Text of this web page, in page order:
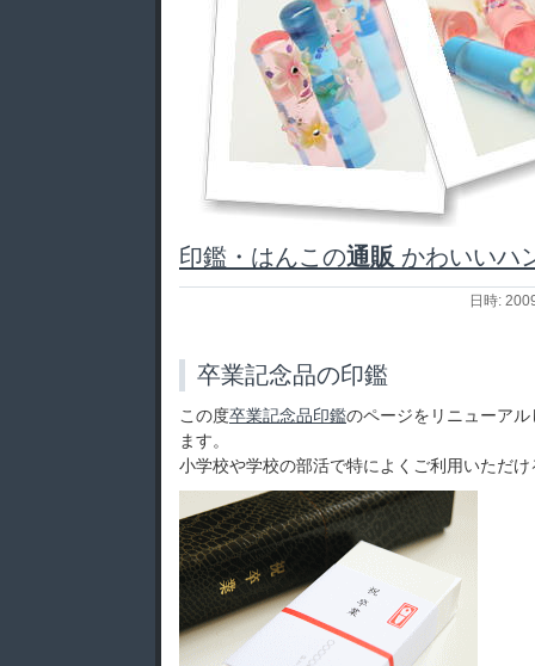
印鑑・はんこの通販 かわいいハ
日時:
卒業記念品の印鑑
この度卒業記念品印鑑のページをリニューア
ます。
小学校や学校の部活で特によくご利用いただ